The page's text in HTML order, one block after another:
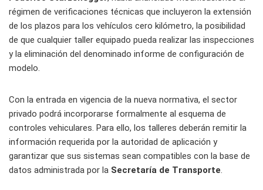
régimen de verificaciones técnicas que incluyeron la extensión
de los plazos para los vehículos cero kilómetro, la posibilidad
de que cualquier taller equipado pueda realizar las inspecciones
y la eliminación del denominado informe de configuración de
modelo.
Con la entrada en vigencia de la nueva normativa, el sector
privado podrá incorporarse formalmente al esquema de
controles vehiculares. Para ello, los talleres deberán remitir la
información requerida por la autoridad de aplicación y
garantizar que sus sistemas sean compatibles con la base de
datos administrada por la Secretaría de Transporte.